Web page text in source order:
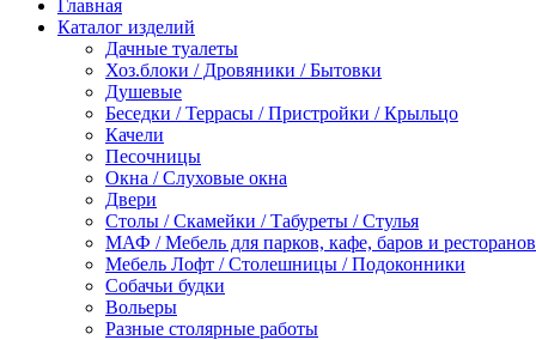
Главная
Каталог изделий
Дачные туалеты
Хоз.блоки / Дровяники / Бытовки
Душевые
Беседки / Террасы / Пристройки / Крыльцо
Качели
Песочницы
Окна / Слуховые окна
Двери
Столы / Скамейки / Табуреты / Стулья
МАФ / Мебель для парков, кафе, баров и ресторанов
Мебель Лофт / Столешницы / Подоконники
Собачьи будки
Вольеры
Разные столярные работы